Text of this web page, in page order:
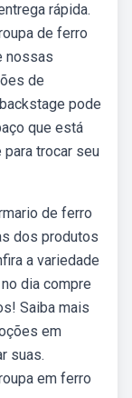
rápida.
de ferro
nossas
de
pode
que está
trocar seu
de ferro
dos produtos
a variedade
dia compre
Saiba mais
em
suas.
em ferro